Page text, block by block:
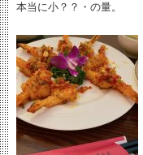
本当に小？？・の量。